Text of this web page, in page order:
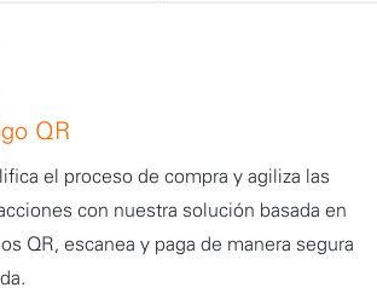
QR
el proceso de compra y agiliza las
con nuestra solución basada en
QR, escanea y paga de manera segura